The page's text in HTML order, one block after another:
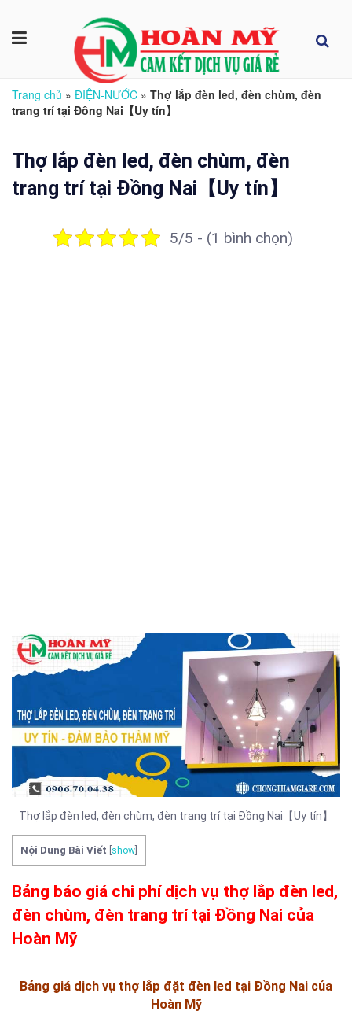
Trang chủ » ĐIỆN-NƯỚC » Thợ lắp đèn led, đèn chùm, đèn
trang trí tại Đồng Nai【Uy tín】
Thợ lắp đèn led, đèn chùm, đèn
trang trí tại Đồng Nai【Uy tín】
5/5 - (1 bình chọn)
Thợ lắp đèn led, đèn chùm, đèn trang trí tại Đồng Nai【Uy tín】
Nội Dung Bài Viết show
Bảng báo giá chi phí dịch vụ thợ lắp đèn led,
đèn chùm, đèn trang trí tại Đồng Nai của
Hoàn Mỹ
Bảng giá dịch vụ thợ lắp đặt đèn led tại Đồng Nai của
Hoàn Mỹ